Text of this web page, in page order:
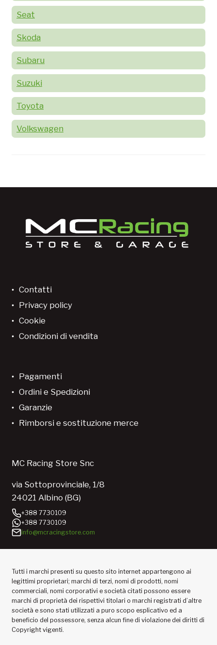
Seat
Skoda
Subaru
Suzuki
Toyota
Volkswagen
Contatti
Privacy policy
Cookie
Condizioni di vendita
Pagamenti
Ordini e Spedizioni
Garanzie
Rimborsi e sostituzione merce
MC Racing Store Snc
via Sottoprovinciale, 1/8
24021 Albino (BG)
+388 7730109
+388 7730109
info@mcracingstore.com
Tutti i marchi presenti su questo sito internet appartengono ai
legittimi proprietari; marchi di terzi, nomi di prodotti, nomi
commerciali, nomi corporativi e società citati possono essere
marchi di proprietà dei rispettivi titolari o marchi registrati d’altre
società e sono stati utilizzati a puro scopo esplicativo ed a
beneficio del possessore, senza alcun fine di violazione dei diritti di
Copyright vigenti.